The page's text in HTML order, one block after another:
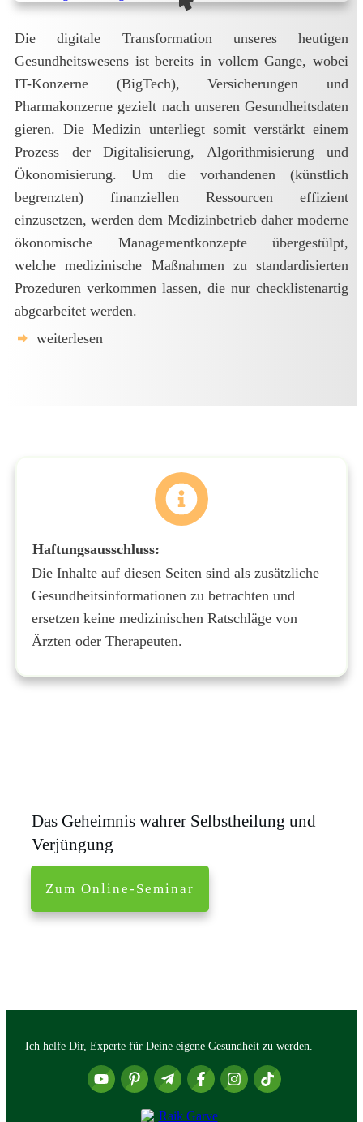
Die digitale Transformation unseres heutigen
Gesundheitswesens ist bereits in vollem Gange, wobei
IT-Konzerne (BigTech), Versicherungen und
Pharmakonzerne gezielt nach unseren Gesundheitsdaten
gieren. Die Medizin unterliegt somit verstärkt einem
Prozess der Digitalisierung, Algorithmisierung und
Ökonomisierung. Um die vorhandenen (künstlich
begrenzten) finanziellen Ressourcen effizient
einzusetzen, werden dem Medizinbetrieb daher moderne
ökonomische Managementkonzepte übergestülpt,
welche medizinische Maßnahmen zu standardisierten
Prozeduren verkommen lassen, die nur checklistenartig
abgearbeitet werden.
weiterlesen
Haftungsausschluss:
Die Inhalte auf diesen Seiten sind als zusätzliche
Gesundheitsinformationen zu betrachten und
ersetzen keine medizinischen Ratschläge von
Ärzten oder Therapeuten.
Das Geheimnis wahrer Selbstheilung und
Verjüngung
Zum Online-Seminar
Ich helfe Dir, Experte für Deine eigene Gesundheit zu werden.